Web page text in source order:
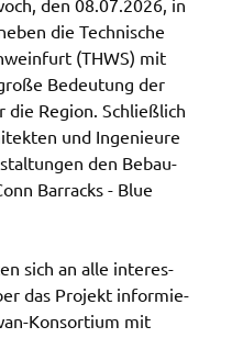
den 08.07.2026, in
die Tech­ni­sche
(THWS) mit
Bedeu­tung der
Regi­on. Schlie­ß­lich
und Inge­nieu­re
den Bebau­
Barracks - Blue
sich an alle inter­es­
das Projekt infor­mie­
Konsor­ti­um mit
die Verarbeitung Ihrer
des Landratsamtes
ausschließlich die
des Anbieters YouTube